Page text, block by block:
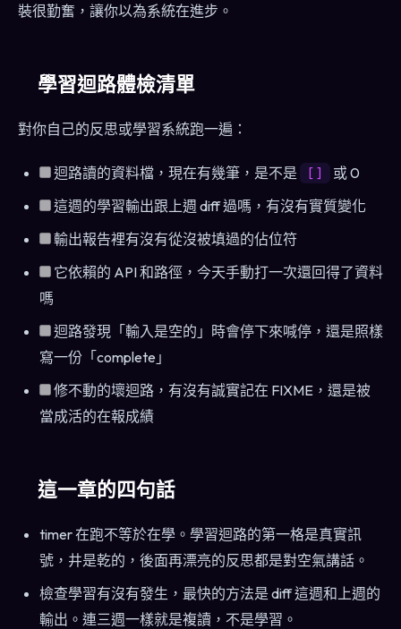
裝很勤奮，讓你以為系統在進步。
學習迴路體檢清單
對你自己的反思或學習系統跑一遍：
迴路讀的資料檔，現在有幾筆，是不是 []
或 0
這週的學習輸出跟上週 diff 過嗎，有沒有實質變化
輸出報告裡有沒有從沒被填過的佔位符
它依賴的 API 和路徑，今天手動打一次還回得了資料
嗎
迴路發現「輸入是空的」時會停下來喊停，還是照樣
寫一份「complete」
修不動的壞迴路，有沒有誠實記在 FIXME，還是被
當成活的在報成績
這一章的四句話
timer 在跑不等於在學。學習迴路的第一格是真實訊
號，井是乾的，後面再漂亮的反思都是對空氣講話。
檢查學習有沒有發生，最快的方法是 diff 這週和上週的
輸出。連三週一樣就是複讀，不是學習。